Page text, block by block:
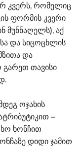
კვერს, რომელიც
ფორმის კვერი
მუნნაღელს), აქ
და სიცოცხლის
და
თავისი
ოჯახის
–
ხონჩით
დიდი ჯამით